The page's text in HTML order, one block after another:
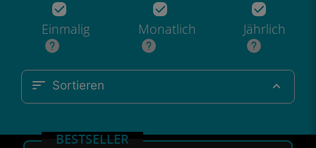
Einmalig Monatlich Jährlich
Sortieren
BESTSELLER